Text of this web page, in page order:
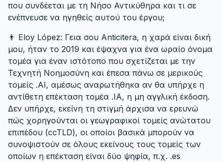
που συνδέεται με τη Νήσο Αντικύθηρα και τι σε
ενέπνευσε να ηγηθείς αυτού του έργου;
👨 Eloy López: Γεια σου Anticitera, η χαρά είναι δική
μου, ήταν το 2019 και έψαχνα για ένα ωραίο όνομα
τομέα για έναν ιστότοπο που σχετίζεται με την
Τεχνητή Νοημοσύνη και έπεσα πάνω σε μερικούς
τομείς .AI, αμέσως αναρωτήθηκα αν θα υπήρχε η
αντίθετη επέκταση τομέα .IA, η μη αγγλική έκδοση.
Δεν υπήρχε, εκείνη τη στιγμή άρχισα να ερευνώ
πώς χορηγούνται οι γεωγραφικοί τομείς ανώτατου
επιπέδου (ccTLD), οι οποίοι βασικά μπορούν να
συνοψιστούν σε όλους εκείνους τους τομείς των
οποίων η επέκταση είναι δύο ψηφία, π.χ. .es